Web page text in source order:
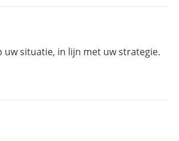
situatie, in lijn met uw strategie.